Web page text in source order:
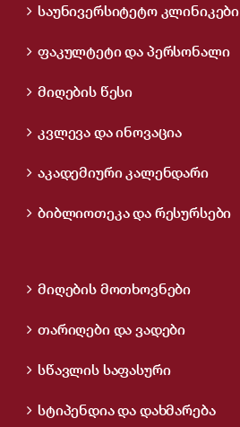
საუნივერსიტეტო კლინიკები
ფაკულტეტი და პერსონალი
მიღების წესი
კვლევა და ინოვაცია
აკადემიური კალენდარი
ბიბლიოთეკა და რესურსები
მიღების მოთხოვნები
თარიღები და ვადები
სწავლის საფასური
სტიპენდია და დახმარება